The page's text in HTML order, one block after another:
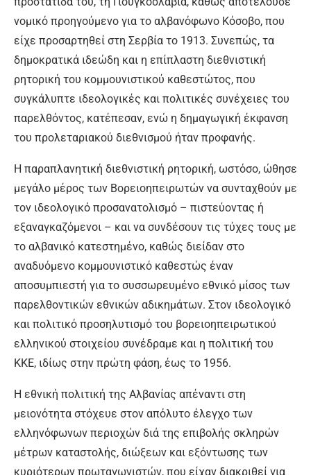
νομικό προηγούμενο για το αλβανόφωνο Κόσοβο, που
είχε προσαρτηθεί στη Σερβία το 1913. Συνεπώς, τα
δημοκρατικά ιδεώδη και η επίπλαστη διεθνιστική
ρητορική του κομμουνιστικού καθεστώτος, που
συγκάλυπτε ιδεολογικές και πολιτικές συνέχειες του
παρελθόντος, κατέπεσαν, ενώ η δημαγωγική έκφανση
του προλεταριακού διεθνισμού ήταν προφανής.
Η παραπλανητική διεθνιστική ρητορική, ωστόσο, ώθησε
μεγάλο μέρος των Βορειοηπειρωτών να συνταχθούν με
τον ιδεολογικό προσανατολισμό – πιστεύοντας ή
εξαναγκαζόμενοι – και να συνδέσουν τις τύχες τους με
το αλβανικό κατεστημένο, καθώς διείδαν στο
αναδυόμενο κομμουνιστικό καθεστώς έναν
αποσυμπιεστή για το συσσωρευμένο εθνικό μίσος των
παρελθοντικών εθνικών αδικημάτων. Στον ιδεολογικό
και πολιτικό προσηλυτισμό του βορειοηπειρωτικού
ελληνικού στοιχείου συνέδραμε και η πολιτική του
ΚΚΕ, ιδίως στην πρώτη φάση, έως το 1956.
Η εθνική πολιτική της Αλβανίας απέναντι στη
μειονότητα στόχευε στον απόλυτο έλεγχο των
ελληνόφωνων περιοχών διά της επιβολής σκληρών
μέτρων καταστολής, διώξεων και εξόντωσης των
κυριότερων πρωταγωνιστών, που είχαν διακριθεί για